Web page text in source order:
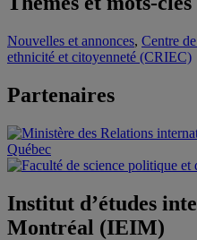
Nouvelles et annonces, Centre
ethnicité et citoyenneté (CRIEC)
Partenaires
Institut d’études
Montréal (IEIM)